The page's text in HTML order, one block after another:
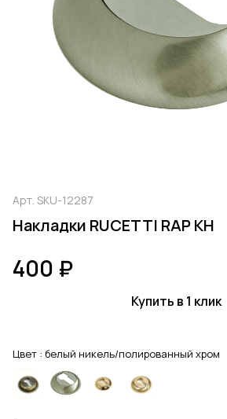
Арт. SKU-12287
Накладки RUCETTI RAP KH
400 ₽
Купить в 1 клик
Цвет : белый никель/полированный хром